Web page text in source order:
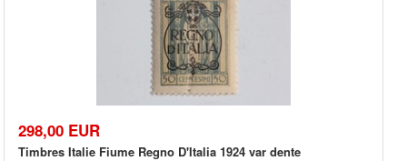
298,00 EUR
Timbres Italie Fiume Regno D'Italia 1924 var dente